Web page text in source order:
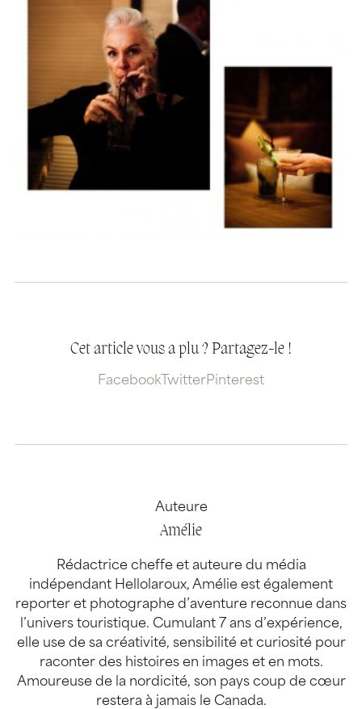
Cet article vous a plu ? Partagez-le !
Facebook TwitterPinterest
Auteure
Amélie
Rédactrice cheffe et auteure du média
indépendant Hellolaroux, Amélie est également
reporter et photographe d’aventure reconnue dans
l’univers touristique. Cumulant 7 ans d’expérience,
elle use de sa créativité, sensibilité et curiosité pour
raconter des histoires en images et en mots.
Amoureuse de la nordicité, son pays coup de cœur
restera à jamais le Canada.